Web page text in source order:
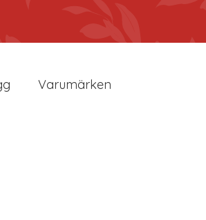
Varumärken